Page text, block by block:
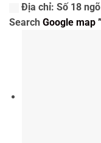
Địa chỉ: Số 18
Search Google map